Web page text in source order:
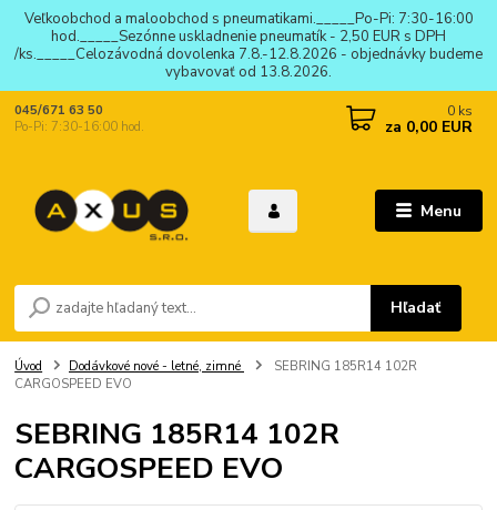
Veľkoobchod a maloobchod s pneumatikami._____Po-Pi: 7:30-16:00
hod._____Sezónne uskladnenie pneumatík - 2,50 EUR s DPH
/ks._____Celozávodná dovolenka 7.8.-12.8.2026 - objednávky budeme
vybavovať od 13.8.2026.
Menu
Hľadať
045/671 63 50
Po-Pi: 7:30-16:00 hod.
0 ks
za 0,00 EUR
Úvod Dodávkové nové - letné, zimné
SEBRING 185R14 102R
CARGOSPEED EVO
SEBRING 185R14 102R
CARGOSPEED EVO